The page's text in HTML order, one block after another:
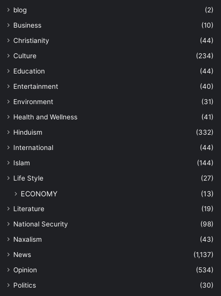
blog
(2)
Business
(10)
Christianity
(44)
Culture
(234)
Education
(44)
Entertainment
(40)
Environment
(31)
Health and Wellness
(41)
Hinduism
(332)
International
(44)
Islam
(144)
Life Style
(27)
ECONOMY (13)
Literature
(19)
National Security
(98)
Naxalism
(43)
News
(1,137)
Opinion
(534)
Politics
(30)